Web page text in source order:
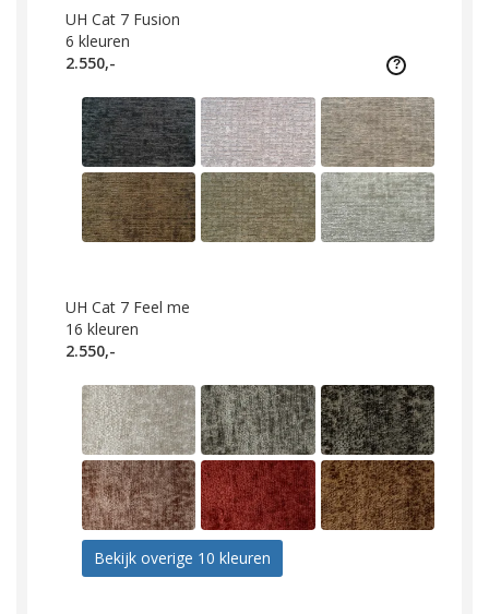
UH Cat 7 Fusion
6 kleuren
2.550,-
UH Cat 7 Feel me
16 kleuren
2.550,-
Bekijk overige 10 kleuren